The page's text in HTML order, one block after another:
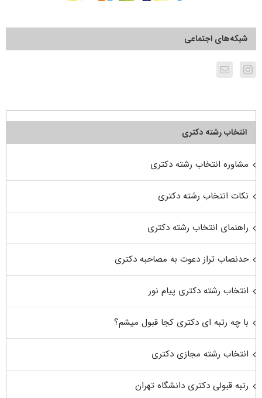
شبکه‌های اجتماعی
انتخاب رشته دکتری
مشاوره انتخاب رشته دکتری
نکات انتخاب رشته دکتری
راهنمای انتخاب رشته دکتری
حدنصاب تراز دعوت به مصاحبه دکتری
انتخاب رشته دکتری پیام نور
با چه رتبه ای دکتری کجا قبول میشم؟
انتخاب رشته مجازی دکتری
رتبه قبولی دکتری دانشگاه تهران